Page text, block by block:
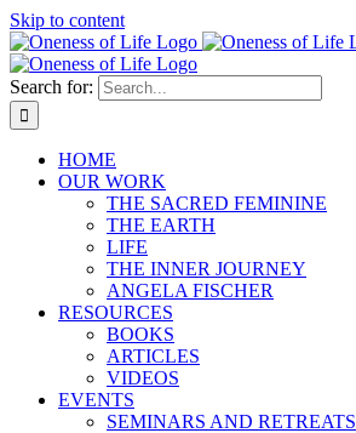
Skip to content
Search for:
HOME
OUR WORK
THE SACRED FEMININE
THE EARTH
LIFE
THE INNER JOURNEY
ANGELA FISCHER
RESOURCES
BOOKS
ARTICLES
VIDEOS
EVENTS
SEMINARS AND RETREATS